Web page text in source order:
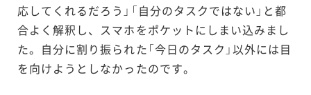
応してくれるだろう」「自分のタスクではない」と都
合よく解釈し、スマホをポケットにしまい込みまし
た。自分に割り振られた「今日のタスク」以外には目
を向けようとしなかったのです。